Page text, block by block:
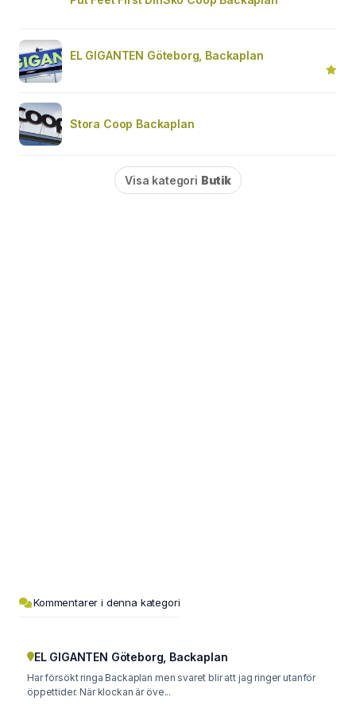
EL GIGANTEN Göteborg, Backaplan
Stora Coop Backaplan
Visa kategori Butik
Kommentarer i denna kategori
EL GIGANTEN Göteborg, Backaplan
Har försökt ringa Backaplan men svaret blir att jag ringer utanför
öppettider. När klockan är öve...